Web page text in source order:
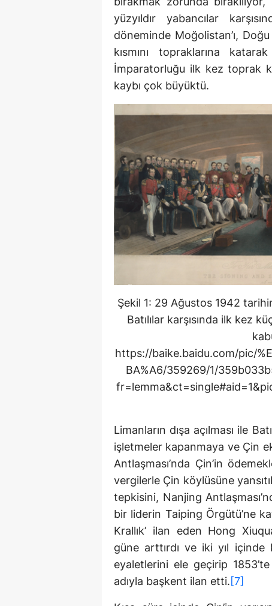
yüzyıldır yabancılar
döneminde Moğolistan’ı,
kısmını topraklarına
İmparatorluğu ilk kez toprak
kaybı çok büyüktü.
Şekil 1: 29 Ağustos 1942
Batılılar karşısında ilk kez
https://baike.baidu.com/pic/
BA%A6/359269/1/
Limanların dışa açılması ile
işletmeler kapanmaya ve Çin
Antlaşması’nda Çin’in
vergilerle Çin köylüsüne
tepkisini, Nanjing
bir liderin Taiping Örgütü’ne
Krallık’ ilan eden Hong
güne arttırdı ve iki yıl
eyaletlerini ele geçirip
adıyla başkent ilan etti.[7]